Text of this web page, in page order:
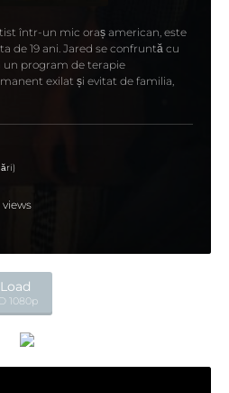
într-un mic oraș american, este
de 19 ani. Jared se confruntă cu
program de terapie
exilat și evitat de familia,
views
1080p